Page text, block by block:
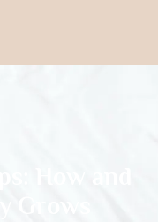
How and
Grows